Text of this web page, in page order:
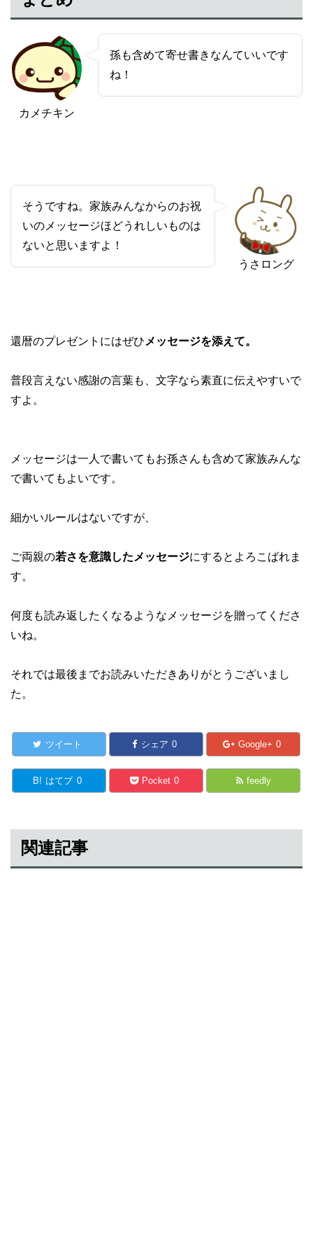
カメチキン
孫も含めて寄せ書きなんていいです
ね！
うさロング
そうですね。家族みんなからのお祝
いのメッセージほどうれしいものは
ないと思いますよ！
還暦のプレゼントにはぜひメッセージを添えて。
普段言えない感謝の言葉も、文字なら素直に伝えやすいで
すよ。
メッセージは一人で書いてもお孫さんも含めて家族みんな
で書いてもよいです。
細かいルールはないですが、
ご両親の若さを意識したメッセージにするとよろこばれま
す。
何度も読み返したくなるようなメッセージを贈ってくださ
いね。
それでは最後までお読みいただきありがとうございまし
た。
ツイート シェア 0 Google+ 0
B! はてブ 0 Pocket 0 feedly
関連記事